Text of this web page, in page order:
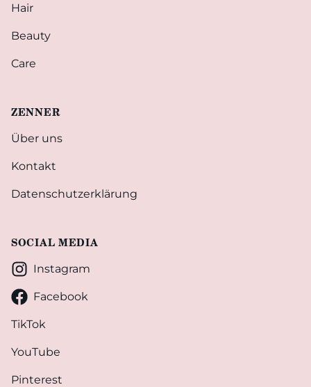
Hair
Beauty
Care
ZENNER
Über uns
Kontakt
Datenschutzerklärung
SOCIAL MEDIA
Instagram
Facebook
TikTok
YouTube
Pinterest